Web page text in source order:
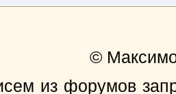
©
из форумов